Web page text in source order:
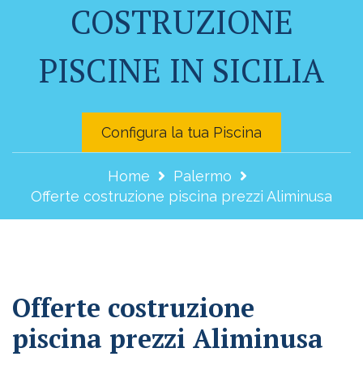
COSTRUZIONE
PISCINE IN SICILIA
Configura la tua Piscina
Home
Palermo
Offerte costruzione piscina prezzi Aliminusa
Offerte costruzione
piscina prezzi Aliminusa